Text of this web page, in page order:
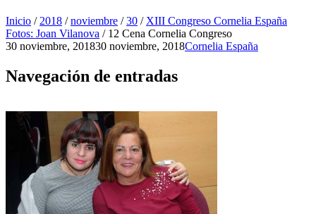
Inicio / 2018 / noviembre / 30 / XIII Congreso Cornelia España
Fotos: Joan Vilanova / 12 Cena Cornelia Congreso
30 noviembre, 201830 noviembre, 2018Cornelia España
Navegación de entradas